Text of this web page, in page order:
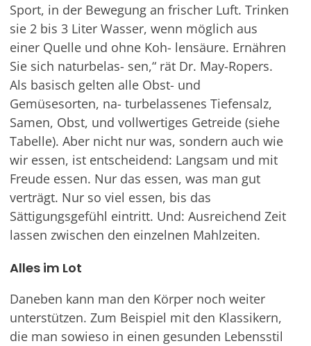
Sport, in der Bewegung an frischer Luft. Trinken
sie 2 bis 3 Liter Wasser, wenn möglich aus
einer Quelle und ohne Koh- lensäure. Ernähren
Sie sich naturbelas- sen,“ rät Dr. May-Ropers.
Als basisch gelten alle Obst- und
Gemüsesorten, na- turbelassenes Tiefensalz,
Samen, Obst, und vollwertiges Getreide (siehe
Tabelle). Aber nicht nur was, sondern auch wie
wir essen, ist entscheidend: Langsam und mit
Freude essen. Nur das essen, was man gut
verträgt. Nur so viel essen, bis das
Sättigungsgefühl eintritt. Und: Ausreichend Zeit
lassen zwischen den einzelnen Mahlzeiten.
Alles im Lot
Daneben kann man den Körper noch weiter
unterstützen. Zum Beispiel mit den Klassikern,
die man sowieso in einen gesunden Lebensstil